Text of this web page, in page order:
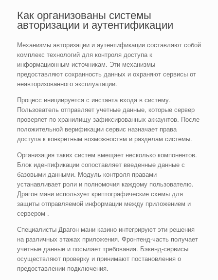
Как организованы системы
авторизации и аутентификации
Механизмы авторизации и аутентификации составляют собой
комплекс технологий для контроля доступа к
информационным источникам. Эти механизмы
предоставляют сохранность данных и охраняют сервисы от
неавторизованного эксплуатации.
Процесс инициируется с инстанта входа в систему.
Пользователь отправляет учетные данные, которые сервер
проверяет по хранилищу зафиксированных аккаунтов. После
положительной верификации сервис назначает права
доступа к конкретным возможностям и разделам системы.
Организация таких систем вмещает несколько компонентов.
Блок идентификации сопоставляет введенные данные с
базовыми данными. Модуль контроля правами
устанавливает роли и полномочия каждому пользователю.
Драгон мани использует криптографические схемы для
защиты отправляемой информации между приложением и
сервером .
Специалисты Драгон мани казино интегрируют эти решения
на различных этажах приложения. Фронтенд-часть получает
учетные данные и посылает требования. Бэкенд-сервисы
осуществляют проверку и принимают постановления о
предоставлении подключения.